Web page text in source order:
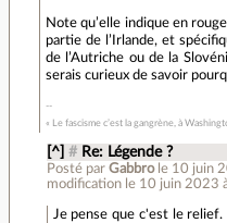
Note qu’elle indique en
partie de l’Irlande, et
de l’Autriche ou de la
serais curieux de savoir
« Le fascisme c’est la gangrène, à
[^] # Re: Légende ?
Posté par Gabbro le 10 juin
modification le 10 juin 2023
Je pense que c'est le